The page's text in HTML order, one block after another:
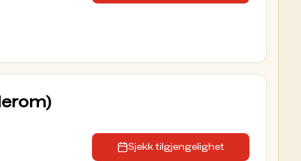
Sjekk tilgjengelighet